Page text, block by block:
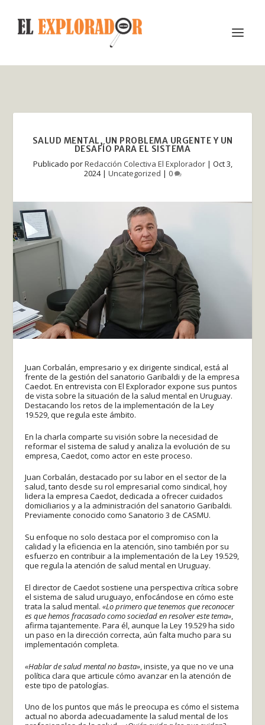
SALUD MENTAL, UN PROBLEMA URGENTE Y UN
DESAFÍO PARA EL SISTEMA
Publicado porRedacción Colectiva El Explorador| Oct 3,
2024| Uncategorized | 0
Juan Corbalán, empresario y ex dirigente sindical, está al
frente de la gestión del sanatorio Garibaldi y de la empresa
Caedot. En entrevista con El Explorador expone sus puntos
de vista sobre la situación de la salud mental en Uruguay.
Destacando los retos de la implementación de la Ley
19.529, que regula este ámbito.
En la charla comparte su visión sobre la necesidad de
reformar el sistema de salud y analiza la evolución de su
empresa, Caedot, como actor en este proceso.
Juan Corbalán, destacado por su labor en el sector de la
salud, tanto desde su rol empresarial como sindical, hoy
lidera la empresa Caedot, dedicada a ofrecer cuidados
domiciliarios y a la administración del sanatorio Garibaldi.
Previamente conocido como Sanatorio 3 de CASMU.
Su enfoque no solo destaca por el compromiso con la
calidad y la eficiencia en la atención, sino también por su
esfuerzo en contribuir a la implementación de la Ley 19.529,
que regula la atención de salud mental en Uruguay.
El director de Caedot sostiene una perspectiva crítica sobre
el sistema de salud uruguayo, enfocándose en cómo este
trata la salud mental.«Lo primero que tenemos que reconocer
es que hemos fracasado como sociedad en resolver este tema»,
afirma tajantemente. Para él, aunque la Ley 19.529 ha sido
un paso en la dirección correcta, aún falta mucho para su
implementación completa.
«Hablar de salud mental no basta», insiste, ya que no ve una
política clara que articule cómo avanzar en la atención de
este tipo de patologías.
Uno de los puntos que más le preocupa es cómo el sistema
actual no aborda adecuadamente la salud mental de los